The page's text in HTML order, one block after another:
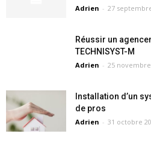
Adrien - 27
Réussir un
TECHNISYST-M
Adrien - 25 novembre
Installation d’un
de pros
Adrien - 31 octobre